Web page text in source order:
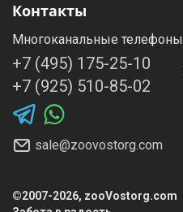
Контакты
Многоканальные телефоны
+7 (495) 175-25-10
+7 (925) 510-85-02
sale@zoovostorg.com
©2007-2026, zooVostorg.com